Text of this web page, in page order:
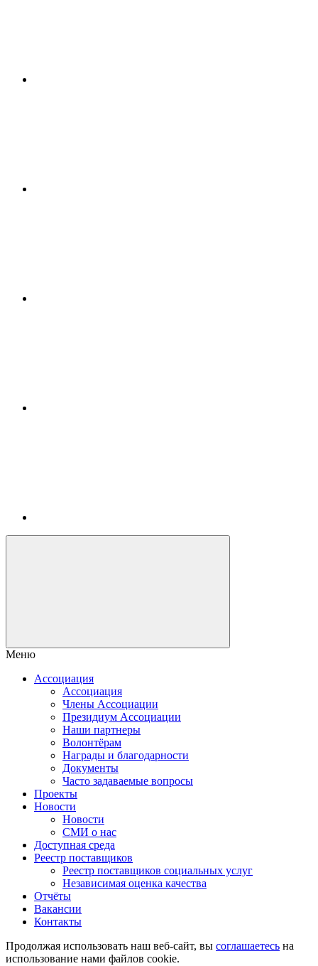
Меню
Ассоциация
Ассоциация
Члены Ассоциации
Президиум Ассоциации
Наши партнеры
Волонтёрам
Награды и благодарности
Документы
Часто задаваемые вопросы
Проекты
Новости
Новости
СМИ о нас
Доступная среда
Реестр поставщиков
Реестр поставщиков социальных услуг
Независимая оценка качества
Отчёты
Вакансии
Контакты
Продолжая использовать наш веб-сайт, вы соглашаетесь на
использование нами файлов cookie.